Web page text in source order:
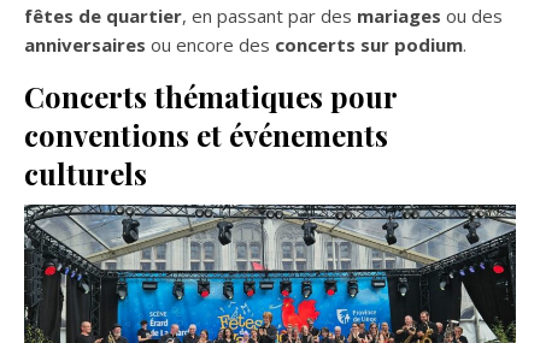
fêtes de quartier, en passant par des mariages ou des
anniversaires ou encore des concerts sur podium.
Concerts thématiques pour
conventions et événements
culturels